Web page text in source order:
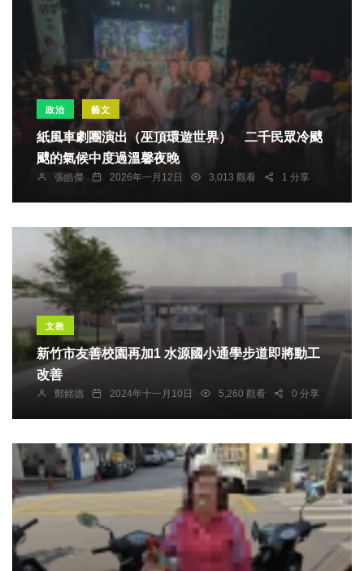
政治 藝文
紙風車劇團演出（巫頂環遊世界） 二千民眾冷颼
颼的氣候中度過溫馨夜晚
張皓傑 2026年一月12日 3,013 觀看 1 分享
文教
新竹市友善校園再加1 水源國小通學步道即將動工
改善
鄭銘德 2024年十一月10日 5,260 觀看 0 分享